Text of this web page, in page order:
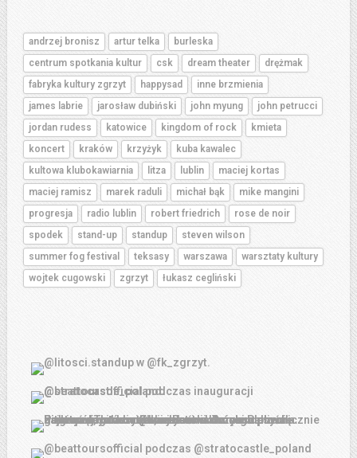
andrzej bronisz artur telka
burleska
centrum spotkania kultur
csk dream theater
drężmak
fabryka kultury zgrzyt
happysad
inne brzmienia
james labrie
jarosław dubiński john myung
john petrucci
jordan rudess
katowice kingdom of rock
kmieta
koncert
kraków krzyżyk
kuba kawalec
kultowa klubokawiarnia
litza lublin
maciej kortas
maciej ramisz
marek raduli michał bąk
mike mangini
progresja
radio lublin robert friedrich
rose de noir
spodek
stand-up standup
steven wilson
summer fog festival
teksasy warszawa
warsztaty kultury
wojtek cugowski
zgrzyt łukasz cegliński